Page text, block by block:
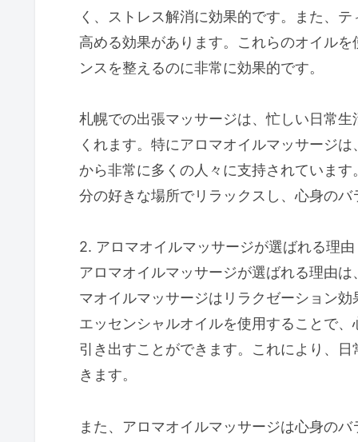
く、ストレス解消に効果的です。また、
高める効果があります。これらのオイル
ンスを整えるのに非常に効果的です。
札幌での出張マッサージは、忙しい日常
くれます。特にアロマオイルマッサージ
から非常に多くの人々に支持されていま
分の好きな場所でリラックスし、心身のバ
2. アロマオイルマッサージが選ばれる理由
アロマオイルマッサージが選ばれる理由
マオイルマッサージはリラクゼーション
エッセンシャルオイルを使用することで
引き出すことができます。これにより、
きます。
また、アロマオイルマッサージは心身の